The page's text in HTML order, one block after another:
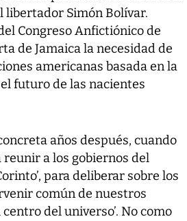
libertador Simón Bolívar.
Congreso Anfictiónico de
de Jamaica la necesidad de
americanas basada en la
futuro de las nacientes
años después, cuando
a los gobiernos del
para deliberar sobre los
común de nuestros
del universo’. No como